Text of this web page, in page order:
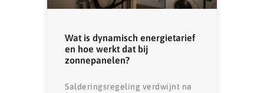
Wat is dynamisch energietarief
en hoe werkt dat bij
zonnepanelen?
Salderingsregeling verdwijnt na